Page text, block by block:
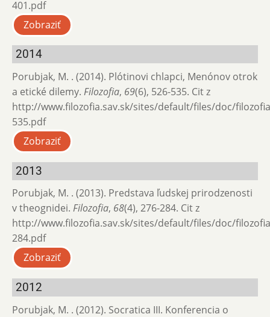
401.pdf
Zobraziť
2014
Porubjak, M. . (2014). Plótinovi chlapci, Menónov otrok
a etické dilemy. Filozofia, 69(6), 526-535. Cit z
http://www.filozofia.sav.sk/sites/default/files/doc/
535.pdf
Zobraziť
2013
Porubjak, M. . (2013). Predstava ľudskej prirodzenosti
v theognidei. Filozofia, 68(4), 276-284. Cit z
http://www.filozofia.sav.sk/sites/default/files/doc/
284.pdf
Zobraziť
2012
Porubjak, M. . (2012). Socratica III. Konferencia o